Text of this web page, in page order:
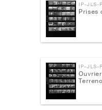
IP-JLS-
Prises
IP-JLS-